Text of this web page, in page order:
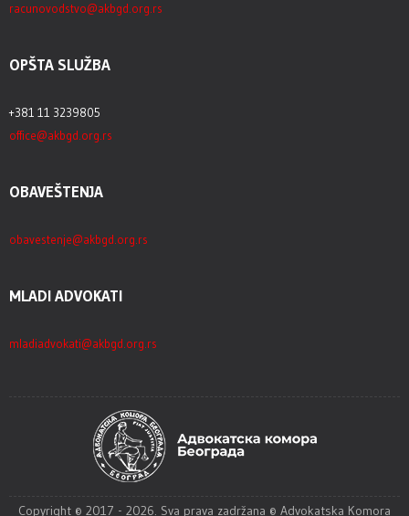
racunovodstvo@akbgd.org.rs
OPŠTA SLUŽBA
+381 11 3239805
office@akbgd.org.rs
OBAVEŠTENJA
obavestenje@akbgd.org.rs
MLADI ADVOKATI
mladiadvokati@akbgd.org.rs
Copyright © 2017 - 2026. Sva prava zadržana © Advokatska Komora